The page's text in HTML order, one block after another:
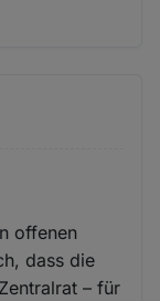
offenen
dass die
– für